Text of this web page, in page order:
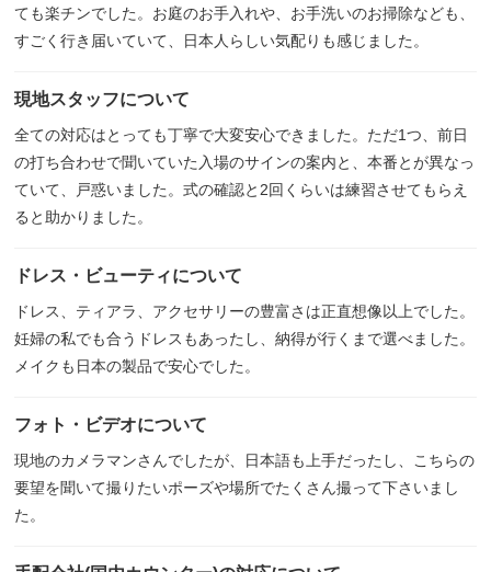
ても楽チンでした。お庭のお手入れや、お手洗いのお掃除なども、
すごく行き届いていて、日本人らしい気配りも感じました。
現地スタッフについて
全ての対応はとっても丁寧で大変安心できました。ただ1つ、前日
の打ち合わせで聞いていた入場のサインの案内と、本番とが異なっ
ていて、戸惑いました。式の確認と2回くらいは練習させてもらえ
ると助かりました。
ドレス・ビューティについて
ドレス、ティアラ、アクセサリーの豊富さは正直想像以上でした。
妊婦の私でも合うドレスもあったし、納得が行くまで選べました。
メイクも日本の製品で安心でした。
フォト・ビデオについて
現地のカメラマンさんでしたが、日本語も上手だったし、こちらの
要望を聞いて撮りたいポーズや場所でたくさん撮って下さいまし
た。